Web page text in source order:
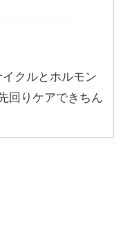
クルとホルモン
回りケアできちん